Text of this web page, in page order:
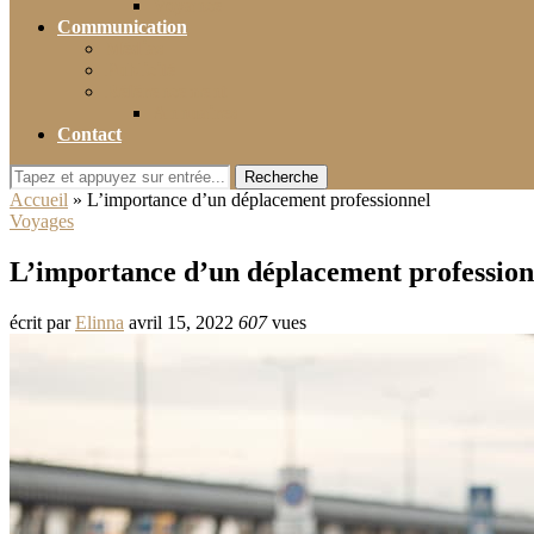
Communication
Contact
Recherche
Accueil » L’importance d’un déplacement professionnel
Voyages
L’importance d’un déplacement
écrit parElinna avril 15, 2022 607vues